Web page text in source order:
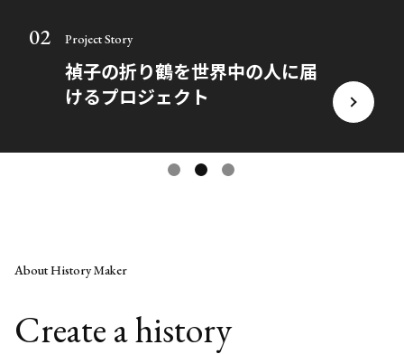
03 Project Story
バズり率No.1 商品 3Dﾌｪｲｽｽﾃｯｶ
ｰ
02 Project Story
禎子の折り鶴を世界中の⼈に届
けるプロジェクト
01 Project Story
マニー・パッキャオ 伝説の拳が
今ここに。
About History Maker
Create a history